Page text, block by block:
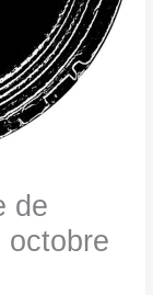
de
octobre